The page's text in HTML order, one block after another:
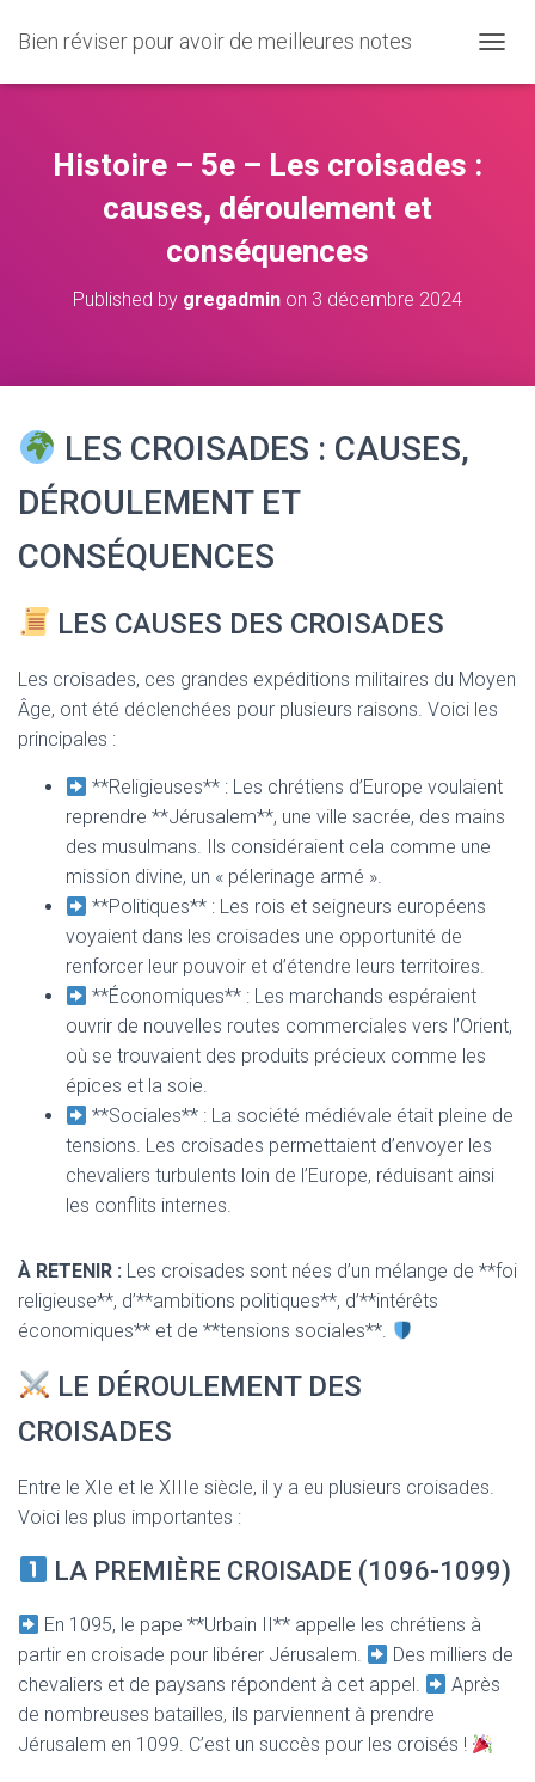
Bien réviser pour avoir de meilleures notes
U
Histoire – 5e – Les croisades :
causes, déroulement et
conséquences
Published by gregadmin on 3 décembre 2024
LES CROISADES : CAUSES,
DÉROULEMENT ET
CONSÉQUENCES
LES CAUSES DES CROISADES
Les croisades, ces grandes expéditions militaires du Moyen
Âge, ont été déclenchées pour plusieurs raisons. Voici les
principales :
**Religieuses** : Les chrétiens d’Europe voulaient
reprendre **Jérusalem**, une ville sacrée, des mains
des musulmans. Ils considéraient cela comme une
mission divine, un « pélerinage armé ».
**Politiques** : Les rois et seigneurs européens
voyaient dans les croisades une opportunité de
renforcer leur pouvoir et d’étendre leurs territoires.
**Économiques** : Les marchands espéraient
ouvrir de nouvelles routes commerciales vers l’Orient,
où se trouvaient des produits précieux comme les
épices et la soie.
**Sociales** : La société médiévale était pleine de
tensions. Les croisades permettaient d’envoyer les
chevaliers turbulents loin de l’Europe, réduisant ainsi
les conflits internes.
À RETENIR : Les croisades sont nées d’un mélange de **foi
religieuse**, d’**ambitions politiques**, d’**intérêts
économiques** et de **tensions sociales**.
LE DÉROULEMENT DES
CROISADES
Entre le XIe et le XIIIe siècle, il y a eu plusieurs croisades.
Voici les plus importantes :
LA PREMIÈRE CROISADE (1096-1099)
En 1095, le pape **Urbain II** appelle les chrétiens à
partir en croisade pour libérer Jérusalem.
Des milliers de
chevaliers et de paysans répondent à cet appel.
Après
de nombreuses batailles, ils parviennent à prendre
Jérusalem en 1099. C’est un succès pour les croisés !